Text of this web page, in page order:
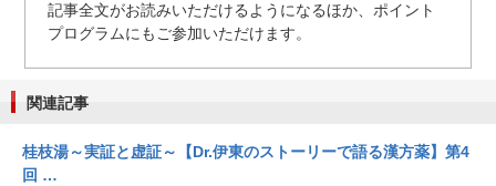
記事全文がお読みいただけるようになるほか、ポイント
プログラムにもご参加いただけます。
関連記事
桂枝湯～実証と虚証～【Dr.伊東のストーリーで語る漢方薬】第4
回 …